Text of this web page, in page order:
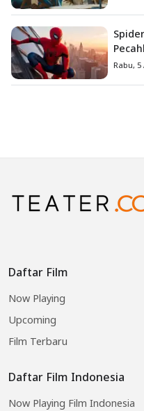
Rabu, 5
Daftar Film
Now Playing
Upcoming
Film Terbaru
Daftar Film Indonesia
Now Playing Film Indonesia